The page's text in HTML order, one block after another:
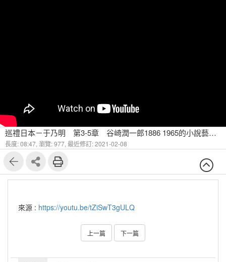
巡禮日本－于乃明 第3-5章 谷崎潤一郎1886 1965的小說藝術-1
長度: 08:47, 瀏覽: 977, 最近修訂: 2021-02-08
來源 : https://youtu.be/tZiSwT3gULQ
上一篇 下一篇